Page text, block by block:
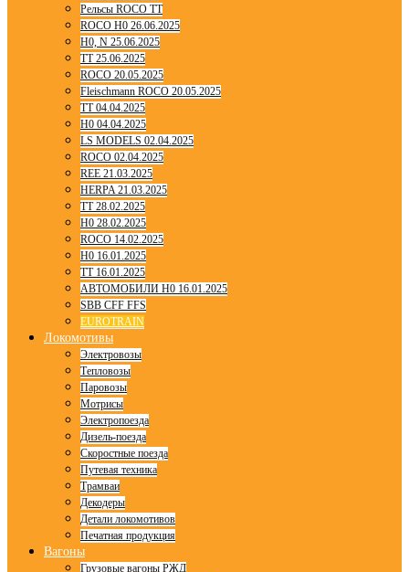
Рельсы ROCO TT
ROCO H0 26.06.2025
H0, N 25.06.2025
TT 25.06.2025
ROCO 20.05.2025
Fleischmann ROCO 20.05.2025
TT 04.04.2025
H0 04.04.2025
LS MODELS 02.04.2025
ROCO 02.04.2025
REE 21.03.2025
HERPA 21.03.2025
TT 28.02.2025
H0 28.02.2025
ROCO 14.02.2025
H0 16.01.2025
TT 16.01.2025
АВТОМОБИЛИ H0 16.01.2025
SBB CFF FFS
EUROTRAIN
Локомотивы
Электровозы
Тепловозы
Паровозы
Мотрисы
Электропоезда
Дизель-поезда
Скоростные поезда
Путевая техника
Трамваи
Декодеры
Детали локомотивов
Печатная продукция
Вагоны
Грузовые вагоны РЖД